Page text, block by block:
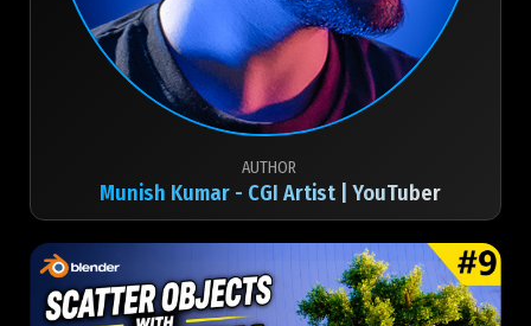
AUTHOR
Munish Kumar - CGI Artist | YouTuber